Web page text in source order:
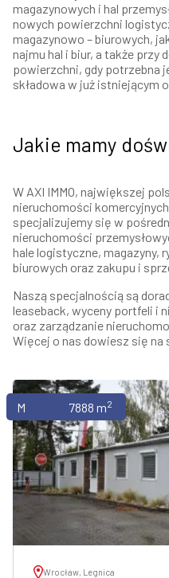
magazynowych i hal
nowych powierzchni
magazynowo – biurowych,
najmu hal i biur, a także przy
powierzchni, gdy potrzebna
składowa w już istniejącym
Jakie mamy
W AXI IMMO, największej
nieruchomości
specjalizujemy się w
nieruchomości
hale logistyczne, magazyny,
biurowych oraz zakupu i
Naszą specjalnością są
leaseback, wyceny portfeli i
oraz zarządzanie
Więcej o nas dowiesz się na
Magazyny 7888 m2
Wrocław, Legnica